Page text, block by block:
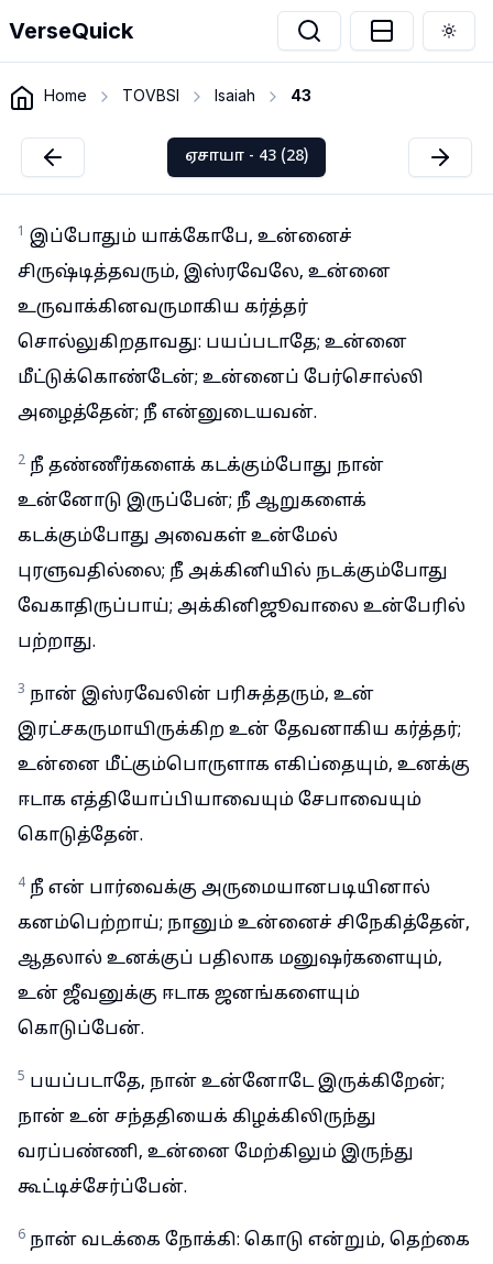
VerseQuick
Home TOVBSI Isaiah 43
ஏசாயா - 43 (28)
1 இப்போதும் யாக்கோபே, உன்னைச்
சிருஷ்டித்தவரும், இஸ்ரவேலே, உன்னை
உருவாக்கினவருமாகிய கர்த்தர்
சொல்லுகிறதாவது: பயப்படாதே; உன்னை
மீட்டுக்கொண்டேன்; உன்னைப் பேர்சொல்லி
அழைத்தேன்; நீ என்னுடையவன்.
2 நீ தண்ணீர்களைக் கடக்கும்போது நான்
உன்னோடு இருப்பேன்; நீ ஆறுகளைக்
கடக்கும்போது அவைகள் உன்மேல்
புரளுவதில்லை; நீ அக்கினியில் நடக்கும்போது
வேகாதிருப்பாய்; அக்கினிஜூவாலை உன்பேரில்
பற்றாது.
3 நான் இஸ்ரவேலின் பரிசுத்தரும், உன்
இரட்சகருமாயிருக்கிற உன் தேவனாகிய கர்த்தர்;
உன்னை மீட்கும்பொருளாக எகிப்தையும், உனக்கு
ஈடாக எத்தியோப்பியாவையும் சேபாவையும்
கொடுத்தேன்.
4 நீ என் பார்வைக்கு அருமையானபடியினால்
கனம்பெற்றாய்; நானும் உன்னைச் சிநேகித்தேன்,
ஆதலால் உனக்குப் பதிலாக மனுஷர்களையும்,
உன் ஜீவனுக்கு ஈடாக ஜனங்களையும்
கொடுப்பேன்.
5 பயப்படாதே, நான் உன்னோடே இருக்கிறேன்;
நான் உன் சந்ததியைக் கிழக்கிலிருந்து
வரப்பண்ணி, உன்னை மேற்கிலும் இருந்து
கூட்டிச்சேர்ப்பேன்.
6 நான் வடக்கை நோக்கி: கொடு என்றும், தெற்கை